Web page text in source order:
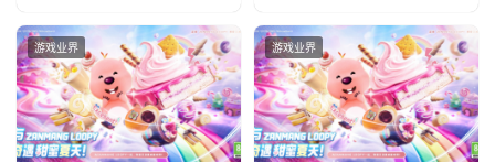
游戏业界 游戏业界